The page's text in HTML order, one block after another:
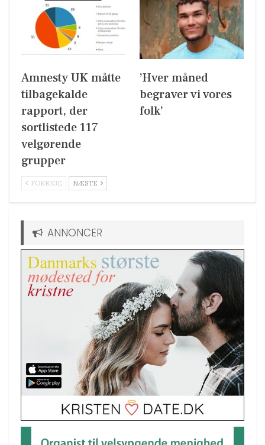
Amnesty UK måtte
tilbagekalde
rapport, der
sortlistede 117
velgørende
grupper
’Hver måned
begraver vi vores
folk’
FORRIGE NÆSTE
ANNONCER